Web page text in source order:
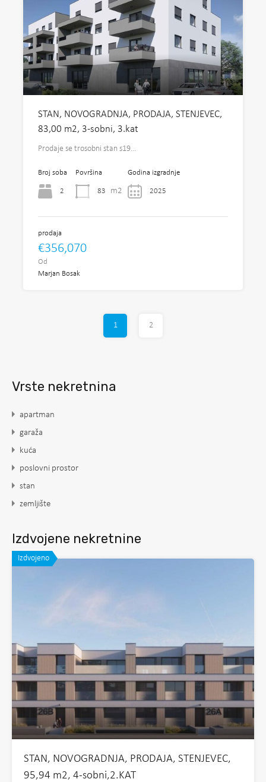
STAN, NOVOGRADNJA, PRODAJA, STENJEVEC,
83,00 m2, 3-sobni, 3.kat
Prodaje se trosobni stan s19…
Broj soba
2
Površina
83 m2
Godina izgradnje
2025
prodaja
€356,070
Od
Marjan Bosak
1 2
Vrste nekretnina
apartman
garaža
kuća
poslovni prostor
stan
zemljište
Izdvojene nekretnine
Izdvojeno
STAN, NOVOGRADNJA, PRODAJA, STENJEVEC,
95,94 m2, 4-sobni,2.KAT